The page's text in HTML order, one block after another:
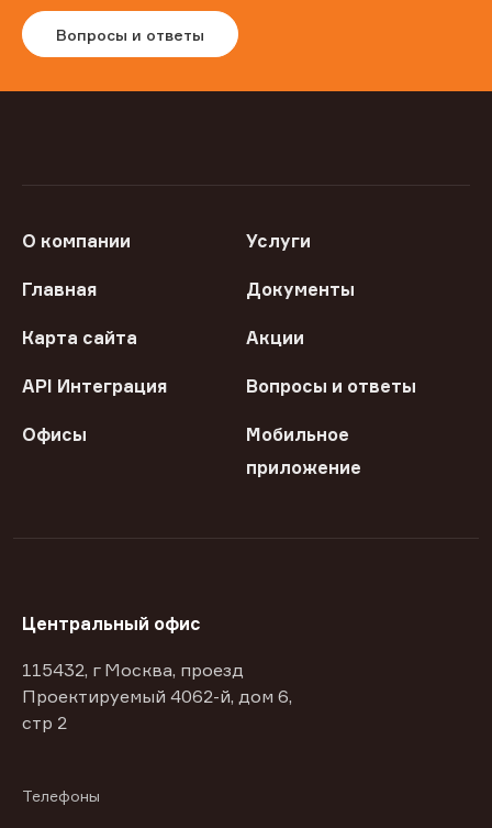
Вопросы и ответы
О компании Услуги
Главная Документы
Карта сайта Акции
API Интеграция Вопросы и ответы
Офисы
Мобильное
приложение
Центральный офис
115432, г Москва, проезд
Проектируемый 4062-й, дом 6,
стр 2
Телефоны